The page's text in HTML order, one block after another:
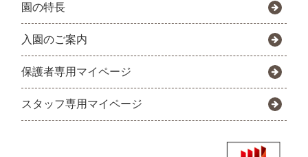
園の特長
入園のご案内
保護者専用マイページ
スタッフ専用マイページ